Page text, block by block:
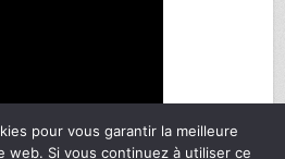
pour vous garantir la meilleure
web. Si vous continuez à utiliser ce